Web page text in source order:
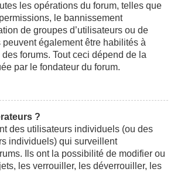
les opérations du forum, telles que
le bannissement
de groupes d’utilisateurs ou de
peuvent également être habilités à
des forums. Tout ceci dépend de la
par le fondateur du forum.
?
des utilisateurs individuels (ou des
individuels) qui surveillent
Ils ont la possibilité de modifier ou
les verrouiller, les déverrouiller, les